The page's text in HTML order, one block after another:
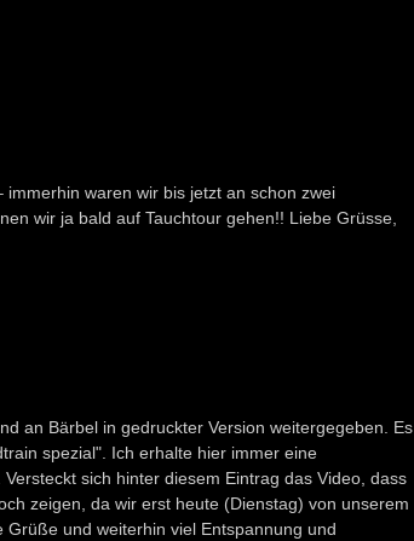
waren wir bis jetzt an schon zwei
wir ja bald auf Tauchtour gehen!! Liebe Grüsse,
an Bärbel in gedruckter Version weitergegeben. Es
spezial". Ich erhalte hier immer eine
sich hinter diesem Eintrag das Video, dass
zeigen, da wir erst heute (Dienstag) von unserem
und weiterhin viel Entspannung und